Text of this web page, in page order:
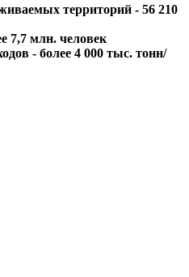
территорий - 56 210
7,7 млн. человек
- более 4 000 тыс. тонн/